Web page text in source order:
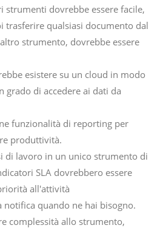
strumenti dovrebbe essere facile,
trasferire qualsiasi documento dal
strumento, dovrebbe essere
esistere su un cloud in modo
grado di accedere ai dati da
funzionalità di reporting per
produttività.
di lavoro in un unico strumento di
SLA dovrebbero essere
all'attività
notifica quando ne hai bisogno.
complessità allo strumento,